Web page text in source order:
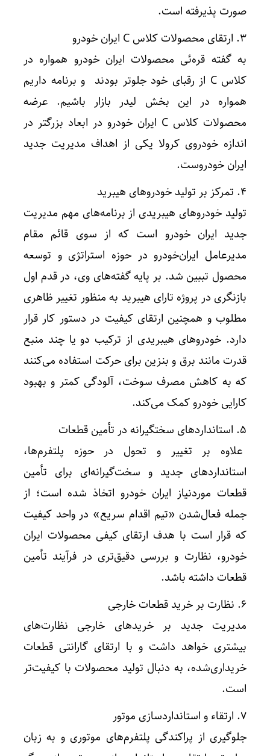
صورت پذیرفته است.
3. ارتقای محصولات کلاس C ایران خودرو
به گفته قره‌ئی محصولات ایران خودرو همواره در
کلاس C از رقبای خود جلوتر بودند و برنامه داریم
همواره در این بخش لیدر بازار باشیم. عرضه
محصولات کلاس C ایران خودرو در ابعاد بزرگتر در
اندازه خودروی کرولا یکی از اهداف مدیریت جدید
ایران خودروست.
4. تمرکز بر تولید خودروهای هیبرید
تولید خودروهای هیبریدی از برنامه‌های مهم مدیریت
جدید ایران خودرو است که از سوی قائم مقام
مدیرعامل ایران‌خودرو در حوزه استراتژی و توسعه
محصول تببین شد. بر پایه گفته‌های وی، در قدم اول
بازنگری در پروژه تارای هیبرید به منظور تغییر ظاهری
مطلوب و همچنین ارتقای کیفیت در دستور کار قرار
دارد. خودروهای هیبریدی از ترکیب دو یا چند منبع
قدرت مانند برق و بنزین برای حرکت استفاده می‌کنند
که به کاهش مصرف سوخت، آلودگی کمتر و بهبود
کارایی خودرو کمک می‌کند.
5. استانداردهای سختگیرانه در تأمین قطعات
علاوه بر تغییر و تحول در حوزه‌ پلتفرم‌ها،
استانداردهای جدید و سخت‌گیرانه‌ای برای تأمین
قطعات موردنیاز ایران خودرو اتخاذ شده است؛ از
جمله فعال‌شدن «تیم اقدام سریع» در واحد کیفیت
که قرار است با هدف ارتقای کیفی محصولات ایران
خودرو، نظارت و بررسی دقیق‌تری در فرآیند تأمین
قطعات داشته باشد.
6. نظارت بر خرید قطعات خارجی
مدیریت جدید بر خریدهای خارجی نظارت‌های
بیشتری خواهد داشت و با ارتقای گارانتی قطعات
خریداری‌شده، به دنبال تولید محصولات با کیفیت‌تر
است.
7. ارتقاء و استانداردسازی موتور
جلوگیری از پراکندگی پلتفرم‌های موتوری و به زبان